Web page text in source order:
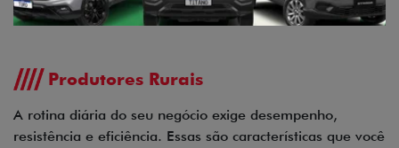
Produtores Rurais
A rotina diária do seu negócio exige desempenho,
resistência e eficiência. Essas são características que você